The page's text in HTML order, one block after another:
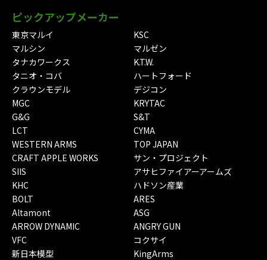
ピックアップメーカー
東京マルイ
KSC
マルシン
マルゼン
タナカワークス
K.T.W.
タニオ・コバ
ハートフォード
クラウンモデル
デジコン
MGC
KRYTAC
G&G
S&T
LCT
CYMA
WESTERN ARMS
TOP JAPAN
CRAFT APPLE WORKS
サン・プロジェクト
SIIS
アサヒファイアーアームズ
KHC
ハドソン産業
BOLT
ARES
Altamont
ASG
ARROW DYNAMIC
ANGRY GUN
VFC
コクサイ
新日本模型
KingArms